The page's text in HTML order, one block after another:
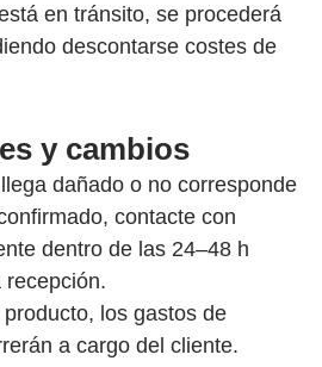
en tránsito, se procederá
descontarse costes de
y cambios
dañado o no corresponde
contacte con
dentro de las 24–48 h
recepción.
los gastos de
a cargo del cliente.